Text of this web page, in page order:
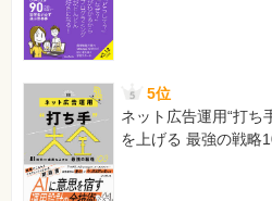
5位
ネット広告運用“打ち
を上げる 最強の戦略